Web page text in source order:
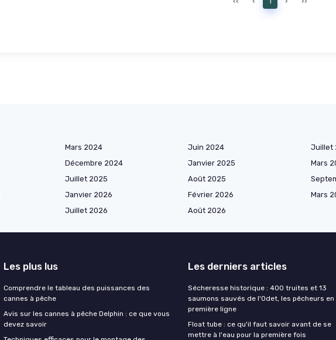
Mars 2024 Juin 2024 Juillet
Décembre 2024 Janvier 2025 Mars
Juillet 2025 Août 2025
Janvier 2026 Février 2026 Mars
Juillet 2026 Août 2026
Les plus lus
Comprendre le tableau des puissances des
cannes à pêche
Avis sur les cannes à pêche Delphin : ce que vous
devez savoir
Les derniers articles
Sécheresse historique : 400 truites et 13
saumons sauvés de l'Odet, les pêcheurs en
première ligne
Float tube : ce qu'il faut savoir avant de se
mettre à l'eau pour la première fois